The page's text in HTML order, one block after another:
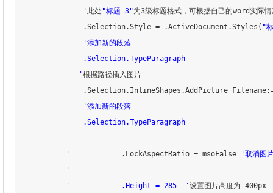
                '
此处 "标题 3"为3级标题格式，可根据自己的word实际
                .Selection.Style
= .ActiveDocument.Styles ( "
'添加新的段落
                .Selection.TypeParagraph
               '
根据路径插入图片
                .Selection.InlineShapes.AddPicture Filename:
'添加新的段落
                .Selection.TypeParagraph
            '
            .LockAspectRatio
= msoFalse
'取消图
            '
'            .Height = 285  '设置图片高度为 400px